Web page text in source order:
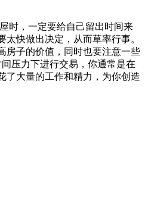
时，一定要给自己留出时间来
快做出决定，从而草率行事。
房子的价值，同时也要注意一些
压力下进行交易，你通常是在
了大量的工作和精力，为你创造